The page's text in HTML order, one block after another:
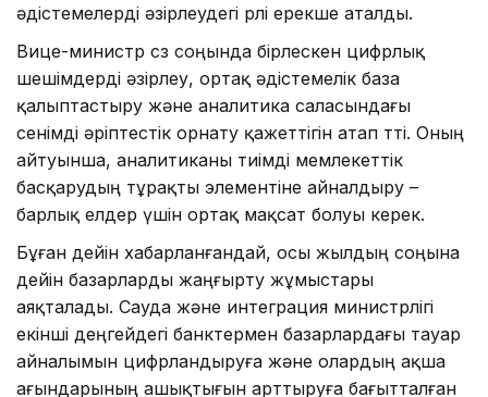
әдістемелерді әзірлеудегі рөлі ерекше аталды.
Вице-министр сөз соңында бірлескен цифрлық
шешімдерді әзірлеу, ортақ әдістемелік база
қалыптастыру және аналитика саласындағы
сенімді әріптестік орнату қажеттігін атап өтті. Оның
айтуынша, аналитиканы тиімді мемлекеттік
басқарудың тұрақты элементіне айналдыру –
барлық елдер үшін ортақ мақсат болуы керек.
Бұған дейін хабарланғандай, осы жылдың соңына
дейін базарларды жаңғырту жұмыстары
аяқталады. Сауда және интеграция министрлігі
екінші деңгейдегі банктермен базарлардағы тауар
айналымын цифрландыруға және олардың ақша
ағындарының ашықтығын арттыруға бағытталған